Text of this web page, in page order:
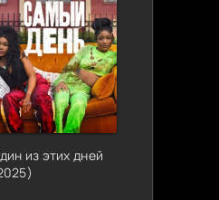
из этих дней